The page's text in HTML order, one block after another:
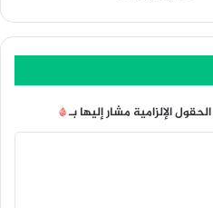
الحقول الإلزامية مشار إليها بـ*